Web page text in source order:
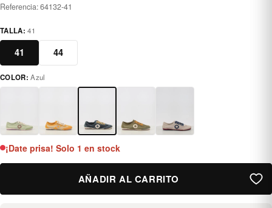
Referencia:64132-41
TALLA:41
41 44
azul
COLOR:Azul
¡Date prisa! Solo 1 en stock
AÑADIR AL CARRITO